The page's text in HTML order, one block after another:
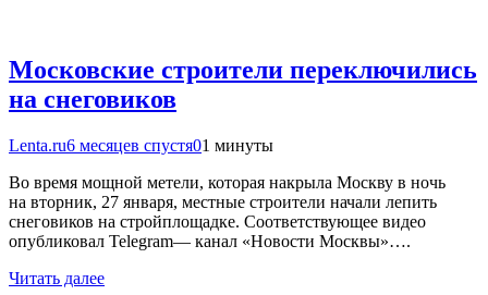
Московские строители переключились
на снеговиков
Lenta.ru6 месяцев спустя01 минуты
Во время мощной метели, которая накрыла Москву в ночь
на вторник, 27 января, местные строители начали лепить
снеговиков на стройплощадке. Соответствующее видео
опубликовал Telegram— канал «Новости Москвы»….
Читать далее